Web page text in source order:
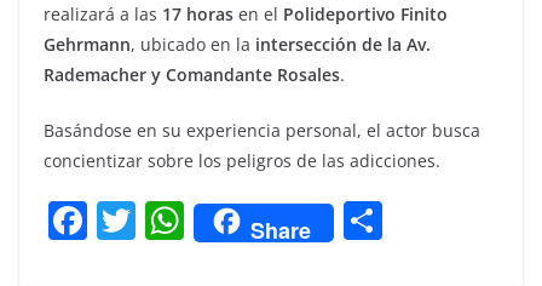
realizará a las 17 horas en el Polideportivo Finito
Gehrmann, ubicado en la intersección de la Av.
Rademacher y Comandante Rosales.
Basándose en su experiencia personal, el actor busca
concientizar sobre los peligros de las adicciones.
F T W
h
Share